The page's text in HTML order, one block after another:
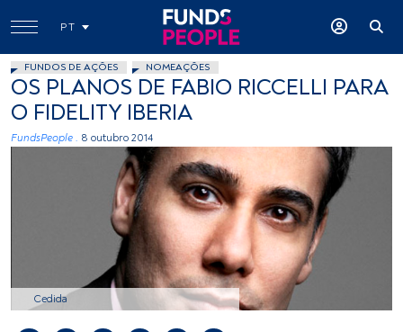
PT
FUNDOS DE AÇÕES NOMEAÇÕES
OS PLANOS DE FABIO RICCELLI PARA
O FIDELITY IBERIA
FundsPeople . 8 outubro 2014
Cedida